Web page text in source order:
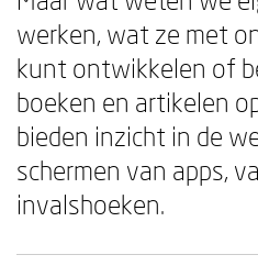
werken, wat ze met
kunt ontwikkelen of
boeken en artikelen
bieden inzicht in de
schermen van apps,
invalshoeken.